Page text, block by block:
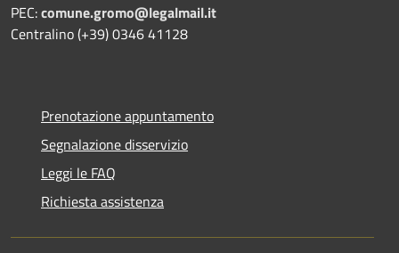
PEC:comune.gromo@legalmail.it
Centralino (+39) 0346 41128
Prenotazione appuntamento
Segnalazione disservizio
Leggi le FAQ
Richiesta assistenza